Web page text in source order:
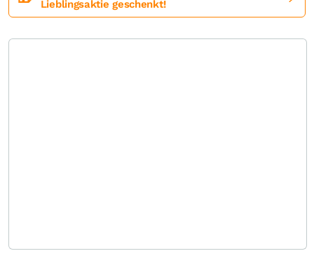
Lieblingsaktie geschenkt!